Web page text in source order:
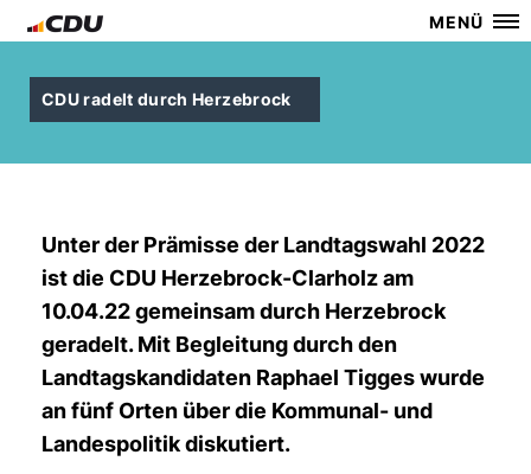
MENÜ
CDU radelt durch Herzebrock
Unter der Prämisse der Landtagswahl 2022
ist die CDU Herzebrock-Clarholz am
10.04.22 gemeinsam durch Herzebrock
geradelt. Mit Begleitung durch den
Landtagskandidaten Raphael Tigges wurde
an fünf Orten über die Kommunal- und
Landespolitik diskutiert.